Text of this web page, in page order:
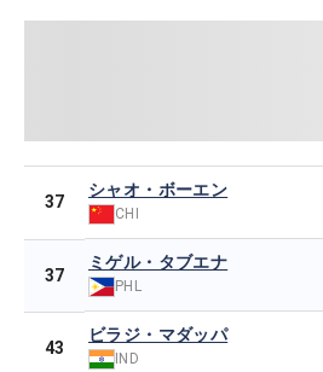
37
シャオ・ボーエン
CHI
37
ミゲル・タブエナ
PHL
43
ビラジ・マダッパ
IND